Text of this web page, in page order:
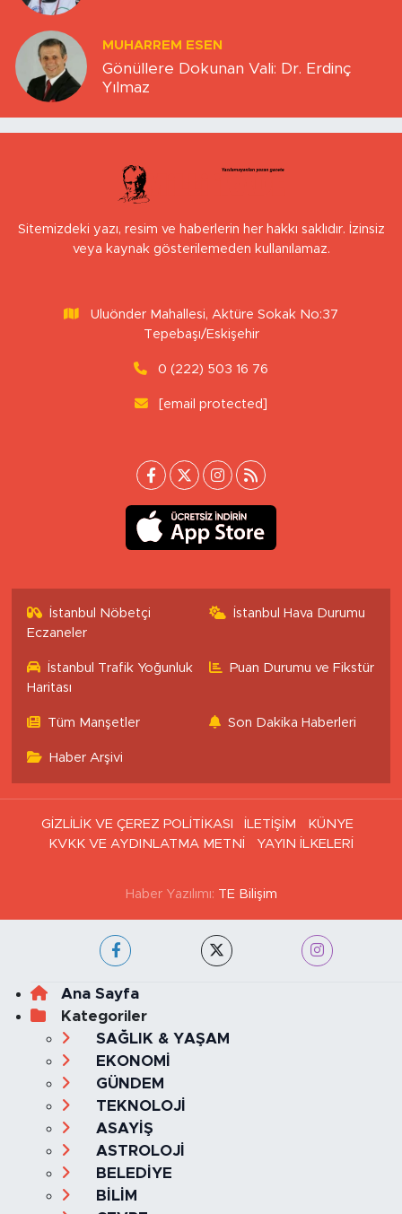
MUHARREM ESEN
Gönüllere Dokunan Vali: Dr. Erdinç
Yılmaz
Sitemizdeki yazı, resim ve haberlerin her hakkı saklıdır. İzinsiz
veya kaynak gösterilemeden kullanılamaz.
Uluönder Mahallesi, Aktüre Sokak No:37
Tepebaşı/Eskişehir
0 (222) 503 16 76
[email protected]
İstanbul Nöbetçi
Eczaneler
İstanbul Hava Durumu
İstanbul Trafik Yoğunluk
Haritası
Puan Durumu ve Fikstür
Tüm Manşetler Son Dakika Haberleri
Haber Arşivi
GİZLİLİK VE ÇEREZ POLİTİKASI İLETİŞİM
KÜNYE
KVKK VE AYDINLATMA METNİ
YAYIN İLKELERİ
Haber Yazılımı: TE Bilişim
Ana Sayfa
Kategoriler
SAĞLIK & YAŞAM
EKONOMİ
GÜNDEM
TEKNOLOJİ
ASAYİŞ
ASTROLOJİ
BELEDİYE
BİLİM